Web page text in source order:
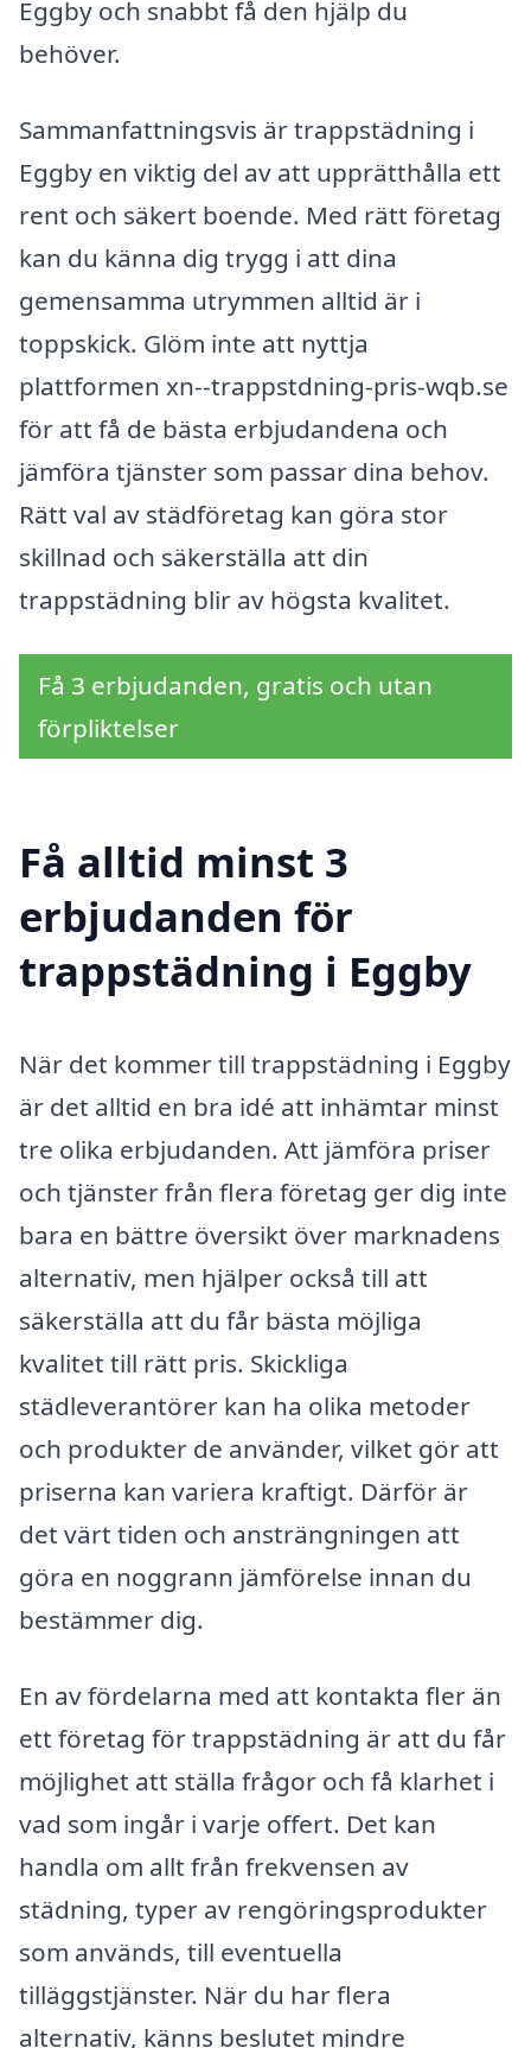
Eggby och snabbt få den hjälp du
behöver.
Sammanfattningsvis är trappstädning i
Eggby en viktig del av att upprätthålla ett
rent och säkert boende. Med rätt företag
kan du känna dig trygg i att dina
gemensamma utrymmen alltid är i
toppskick. Glöm inte att nyttja
plattformen xn--trappstdning-pris-wqb.se
för att få de bästa erbjudandena och
jämföra tjänster som passar dina behov.
Rätt val av städföretag kan göra stor
skillnad och säkerställa att din
trappstädning blir av högsta kvalitet.
Få 3 erbjudanden, gratis och utan
förpliktelser
Få alltid minst 3
erbjudanden för
trappstädning i Eggby
När det kommer till trappstädning i Eggby
är det alltid en bra idé att inhämtar minst
tre olika erbjudanden. Att jämföra priser
och tjänster från flera företag ger dig inte
bara en bättre översikt över marknadens
alternativ, men hjälper också till att
säkerställa att du får bästa möjliga
kvalitet till rätt pris. Skickliga
städleverantörer kan ha olika metoder
och produkter de använder, vilket gör att
priserna kan variera kraftigt. Därför är
det värt tiden och ansträngningen att
göra en noggrann jämförelse innan du
bestämmer dig.
En av fördelarna med att kontakta fler än
ett företag för trappstädning är att du får
möjlighet att ställa frågor och få klarhet i
vad som ingår i varje offert. Det kan
handla om allt från frekvensen av
städning, typer av rengöringsprodukter
som används, till eventuella
tilläggstjänster. När du har flera
alternativ, känns beslutet mindre